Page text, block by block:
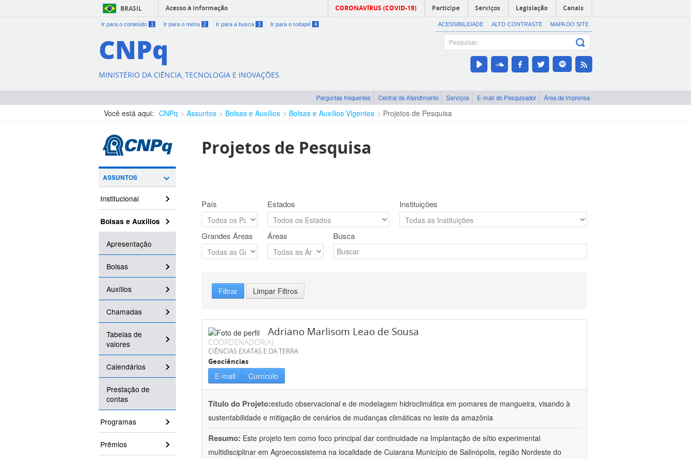
BRASIL Acesso à informação CORONAVÍRUS (COVID-19) Participe Serviços Legislação Canais
Ir para o conteúdo 1 Ir para o menu 2 Ir para a busca 3 Ir para o rodapé 4 ACESSIBILIDADE ALTO CONTRASTE MAPA DO SITE
CNPq
MINISTÉRIO DA CIÊNCIA, TECNOLOGIA E INOVAÇÕES
Perguntas frequentes Central de Atendimento Serviços E-mail do Pesquisador Área de imprensa
Você está aqui: CNPq Assuntos Bolsas e Auxílios Bolsas e Auxílios Vigentes Projetos de Pesquisa
ASSUNTOS
Institucional
Bolsas e Auxílios
Apresentação
Bolsas
Auxílios
Chamadas
Tabelas de
valores
Calendários
Prestação de
contas
Programas
Prêmios
Projetos de Pesquisa
País Estados Instituições
Grandes Áreas Áreas Busca
Filtrar Limpar Filtros
Adriano Marlisom Leao de Sousa
COORDENADOR(A)
CIÊNCIAS EXATAS E DA TERRA
Geociências
E-mail Currículo
Título do Projeto:estudo observacional e de modelagem hidroclimática em pomares de mangueira, visando à
sustentabilidade e mitigação de cenários de mudanças climáticas no leste da amazônia
Resumo: Este projeto tem como foco principal dar continuidade na Implantação de sítio experimental
multidisciplinar em Agroecossistema na localidade de Cuiarana Município de Salinópolis, região Nordeste do